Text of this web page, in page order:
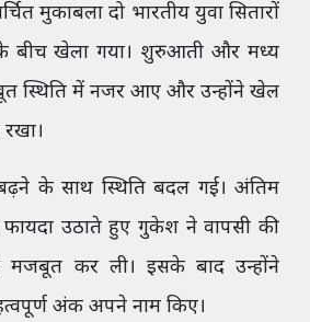
मुकाबला दो भारतीय युवा सितारों
बीच खेला गया। शुरुआती और मध्य
स्थिति में नजर आए और उन्होंने खेल
के साथ स्थिति बदल गई। अंतिम
उठाते हुए गुकेश ने वापसी की
कर ली। इसके बाद उन्होंने
अंक अपने नाम किए।